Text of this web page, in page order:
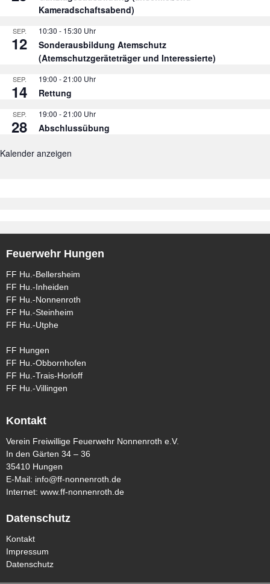
Kameradschaftsabend)
SEP.
12
10:30 - 15:30
Sonderausbildung Atemschutz
(Atemschutzgeräteträger und Interessierte)
SEP.
14
19:00 -21:00
Rettung
SEP.
28
19:00 -21:00
Abschlussübung
Kalender anzeigen
Feuerwehr Hungen
FF Hu.-Bellersheim
FF Hu.-Inheiden
FF Hu.-Nonnenroth
FF Hu.-Steinheim
FF Hu.-Utphe
FF Hungen
FF Hu.-Obbornhofen
FF Hu.-Trais-Horloff
FF Hu.-Villingen
Kontakt
Verein Freiwillige Feuerwehr Nonnenroth e.V.
In den Gärten 34 – 36
35410 Hungen
E-Mail: info@ff-nonnenroth.de
Internet: www.ff-nonnenroth.de
Datenschutz
Kontakt
Impressum
Datenschutz